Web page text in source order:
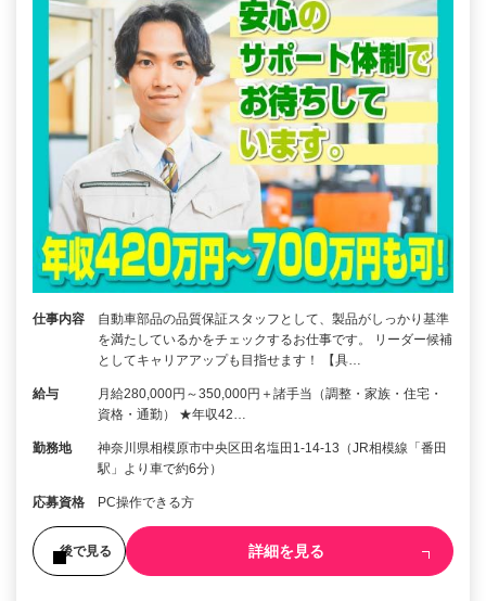
仕事内容
自動車部品の品質保証スタッフとして、製品がしっかり基準
を満たしているかをチェックするお仕事です。 リーダー候補
としてキャリアアップも目指せます！ 【具…
給与
月給280,000円～350,000円＋諸手当（調整・家族・住宅・
資格・通勤） ★年収42…
勤務地
神奈川県相模原市中央区田名塩田1-14-13（JR相模線「番田
駅」より車で約6分）
応募資格 PC操作できる方
後で見る 詳細を見る